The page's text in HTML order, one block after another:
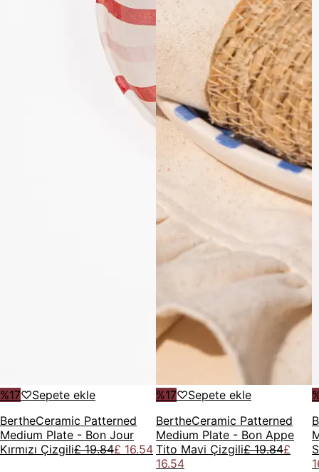
%17♡Sepete ekle
BertheCeramic Patterned
Medium Plate - Bon Jour
Kırmızı Çizgili£ 19.84£ 16.54
%17♡Sepete ekle
BertheCeramic Patterned
Medium Plate - Bon Appe
Tito Mavi Çizgili£ 19.84£
16.54